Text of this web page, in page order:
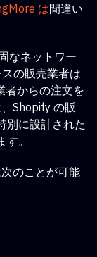
は間違い
なネットワー
の販売業者は
者からの注文を
Shopify の販
別に設計された
す。
のことが可能